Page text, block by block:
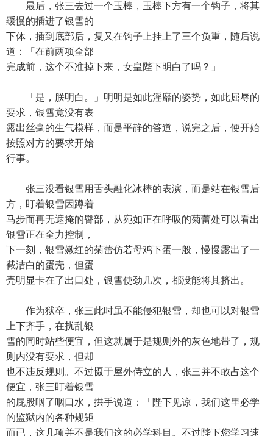
最后，张三去过一个玉棒，玉棒下方有一个钩子，将其
缓慢的插进了银雪的
下体，插到底部后，复又在钩子上挂上了三个负重，随后说
道：「在前两项全部
完成前，这个不准掉下来，女皇陛下明白了吗？」
「是，朕明白。」明明是如此淫靡的姿势，如此屈辱的
要求，银雪竟没有表
露出丝毫的生气模样，而是平静的答道，说完之后，便开始
按照对方的要求开始
行事。
张三没看银雪用舌头融化冰棒的表演，而是站在银雪后
方，盯着银雪因蹲着
马步而再无遮掩的臀部，从宛如正在呼吸的菊蕾处可以看出
银雪正在全力控制，
下一刻，银雪嫩红的菊蕾仿若母鸡下蛋一般，慢慢露出了一
截洁白的蛋壳，但蛋
壳明显卡在了出口处，银雪使劲几次，都没能将其挤出。
作为狱卒，张三此时虽不能侵犯银雪，却也可以对银雪
上下齐手，在扰乱银
雪的同时站些便宜，但这就属于是规则外的灰色地带了，规
则内没有要求，但却
也不违反规则。不过慑于屋外侍立的人，张三并不敢占这个
便宜，张三盯着银雪
的屁股咽了咽口水，拱手说道：「陛下见谅，我们这里必学
的监狱内的各种规矩
而已，这几项并不是我们这的必学科目。不过陛下您学习速